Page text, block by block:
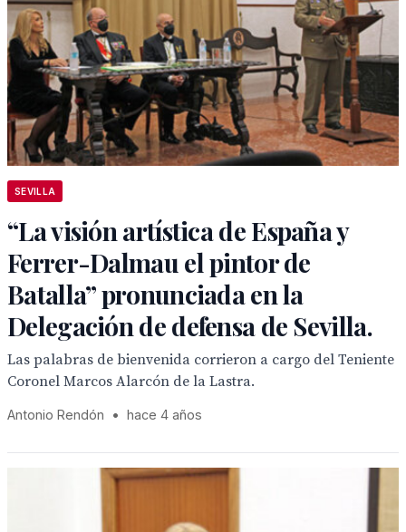
SEVILLA
“La visión artística de España y
Ferrer-Dalmau el pintor de
Batalla” pronunciada en la
Delegación de defensa de Sevilla.
Las palabras de bienvenida corrieron a cargo del Teniente
Coronel Marcos Alarcón de la Lastra.
Antonio Rendón • hace 4 años